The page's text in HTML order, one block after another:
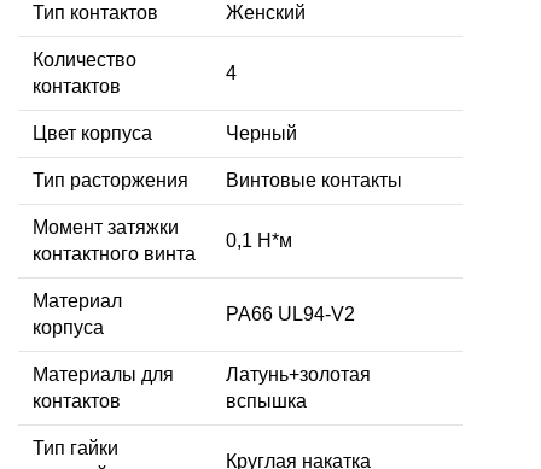
Тип контактов Женский
Количество
контактов
4
Цвет корпуса Черный
Тип расторжения Винтовые контакты
Момент затяжки
контактного винта
0,1 Н*м
Материал
корпуса
PA66 UL94-V2
Материалы для
контактов
Латунь+золотая
вспышка
Тип гайки
Круглая накатка